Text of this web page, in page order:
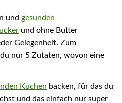
und gesunden
und ohne Butter
Gelegenheit. Zum
nur 5 Zutaten, wovon eine
Kuchen backen, für das du
und das einfach nur super